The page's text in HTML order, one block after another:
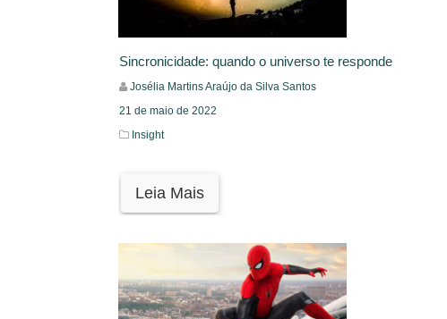
Sincronicidade: quando o universo te responde
Josélia Martins Araújo da Silva Santos
21 de maio de 2022
Insight
Leia Mais